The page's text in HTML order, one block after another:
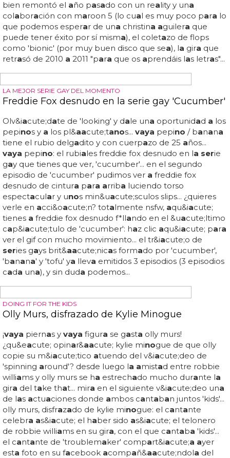
NO ESTÁ EN ABSOLUTO CONFIRMADO
Rumor: Christina Aguilera ha entrado y salido de
rehab 3 veces
vayaono vaya areh a b, lo que está cla ro es que debe
sorprendernos con su nuevamúsic a, y espera mos que
pensemos en xtinacon unadescripciónasí porque 2010
y 2011no fueron sus mejores años... rumores de single,
rumoravoces de que haesta do entra ndo y saliendo de
rehab hasta tres veces el pasado mes de diciembre... si
bien remontó elaño pas ado con un reality y una
colaboración con maroon 5 (lo cua l es muy poco paralo
que podemos esperar de unachristina aguileraque
puede tener éxito por sí misma), el coletazo de flops
como 'bionic' (por muy buen disco que sea), la
retrasó de 2010a2011 "paraque osaprendáis las letras"...
LA MEJOR SERIE GAY DEL MOMENTO
Freddie Fox desnudo en la serie gay 'Cucumber'
Olv&iacute;d ate de 'looking' y dale una oportunidad alos
pepinos yalos pl& aacute;tanos... vayapepi no/ banana
tiene el rubio delgadito y con cuerpazo de 25años...
vayapepino: el rubia les freddie fox desnudo en la serie
ga y que tienes que ver, 'cucumber'... en el segundo
episodio de 'cucumber' pudimos verafreddie fox
desnudo de cinturapara arribaluciendo torso